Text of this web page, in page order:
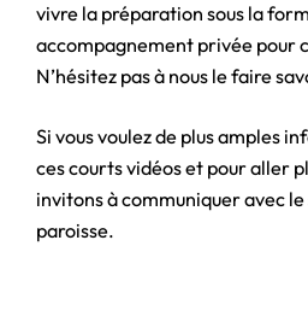
vivre la préparation sous la
accompagnement privée pour
N’hésitez pas à nous le faire
Si vous voulez de plus amples
ces courts vidéos et pour aller
invitons à communiquer avec
paroisse.